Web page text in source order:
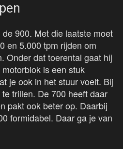
de 900. Met die laatste moet
en 5.000 tpm rijden om
Onder dat toerental gaat hij
is een stuk
je ook in het stuur voelt. Bij
trillen. De 700 heeft daar
pakt ook beter op. Daarbij
formidabel. Daar ga je van